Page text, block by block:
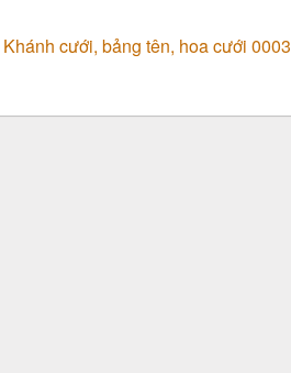
Khánh cưới, bảng tên, hoa cưới 0003